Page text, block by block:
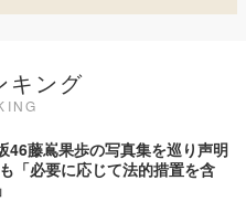
キング
46藤嶌果歩の写真集を巡り声明
「必要に応じて法的措置を含